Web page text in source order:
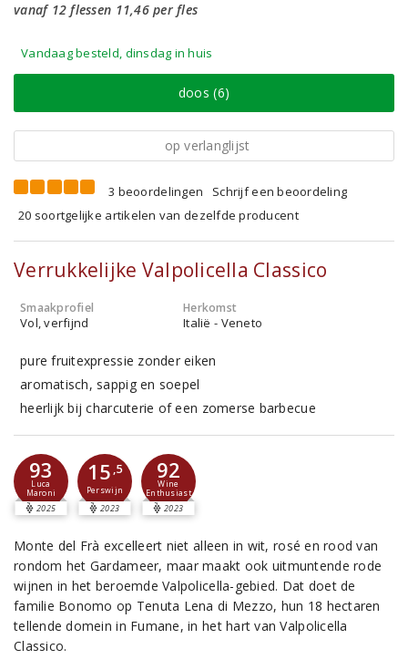
vanaf 12 flessen 11,46 per fles
Vandaag besteld, dinsdag in huis
doos (6)
op verlanglijst
3 beoordelingen
Schrijf een beoordeling
20 soortgelijke artikelen van dezelfde producent
Verrukkelijke Valpolicella Classico
Smaakprofiel
Vol, verfijnd
Herkomst
Italië - Veneto
pure fruitexpressie zonder eiken
aromatisch, sappig en soepel
heerlijk bij charcuterie of een zomerse barbecue
93
Luca
Maroni
2025
15 ,5
Perswijn
2023
92
Wine
Enthusiast
2023
Monte del Frà excelleert niet alleen in wit, rosé en rood van
rondom het Gardameer, maar maakt ook uitmuntende rode
wijnen in het beroemde Valpolicella-gebied. Dat doet de
familie Bonomo op Tenuta Lena di Mezzo, hun 18 hectaren
tellende domein in Fumane, in het hart van Valpolicella
Classico.